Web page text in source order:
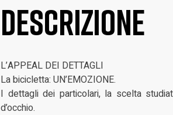
Descrizione
L’APPEAL DEI DETTAGLI
La bicicletta: UN’EMOZIONE.
I dettagli dei particolari, la scelta
d’occhio.